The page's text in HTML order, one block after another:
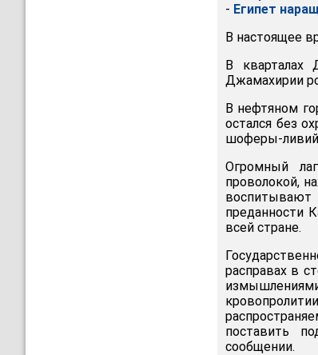
- Египет
В настоящее
В
Джамахирии
В нефтяном
остался без
шоферы-
Огромный
проволокой,
преданности
всей стране.
расправах в
поставить
сообщении.